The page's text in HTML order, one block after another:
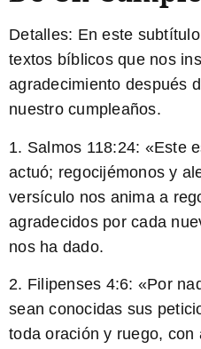
Detalles: En este
textos bíblicos que nos
agradecimiento después
nuestro cumpleaños.
1. Salmos 118:24: «Este
actuó; regocijémonos y
versículo nos anima a
agradecidos por cada
nos ha dado.
2. Filipenses 4:6: «Por
sean conocidas sus
toda oración y ruego,